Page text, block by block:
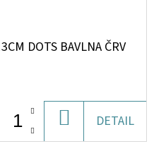
DOTS BAVLNA ČRV
KOŠÍKU
DETAIL